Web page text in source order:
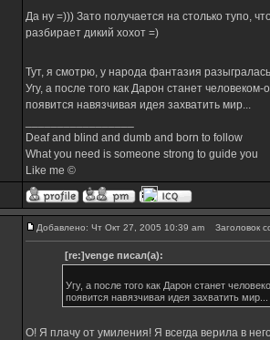
Да ну =))) Зато получается на столько тупо,
разбирает дикий хохот =)
Тут, я смотрю, у народа фантазия
Угу, а после того как Дарон станет
появится навязчивая идея захватить мир...
Deaf and blind and dumb and born to follow
What you need is someone strong to guide you
Like me ©
Добавлено: Чт Окт 27, 2005 10:39 am Заголовок
[re:]venge писал(а):
Угу, а после того как Дарон станет
появится навязчивая идея захватить мир...
О! Я плачу от умиления! Я всегда верила в